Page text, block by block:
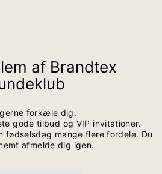
af Brandtex
forkæle dig.
gode tilbud og VIP invitationer.
fødselsdag mange flere fordele. Du
afmelde dig igen.